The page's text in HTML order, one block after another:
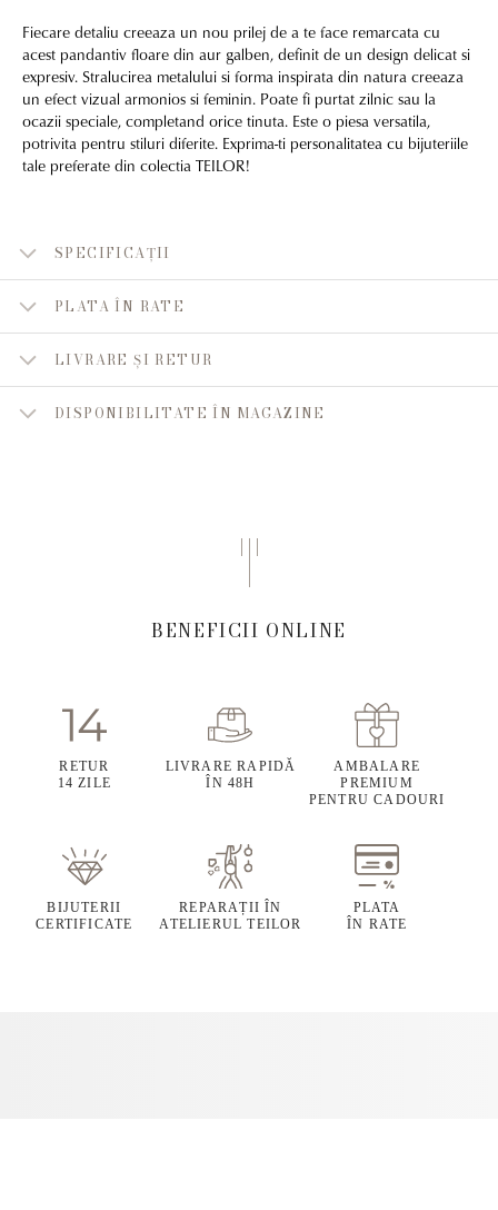
Fiecare detaliu creeaza un nou prilej de a te face remarcata cu
acest pandantiv floare din aur galben, definit de un design delicat si
expresiv. Stralucirea metalului si forma inspirata din natura creeaza
un efect vizual armonios si feminin. Poate fi purtat zilnic sau la
ocazii speciale, completand orice tinuta. Este o piesa versatila,
potrivita pentru stiluri diferite. Exprima-ti personalitatea cu bijuteriile
tale preferate din colectia TEILOR!
SPECIFICAȚII
PLATA ÎN RATE
LIVRARE ȘI RETUR
DISPONIBILITATE ÎN MAGAZINE
BENEFICII ONLINE
RETUR
14 ZILE
LIVRARE RAPIDĂ
ÎN 48H
AMBALARE
PREMIUM
PENTRU CADOURI
BIJUTERII
CERTIFICATE
REPARAȚII ÎN
ATELIERUL TEILOR
PLATA
ÎN RATE